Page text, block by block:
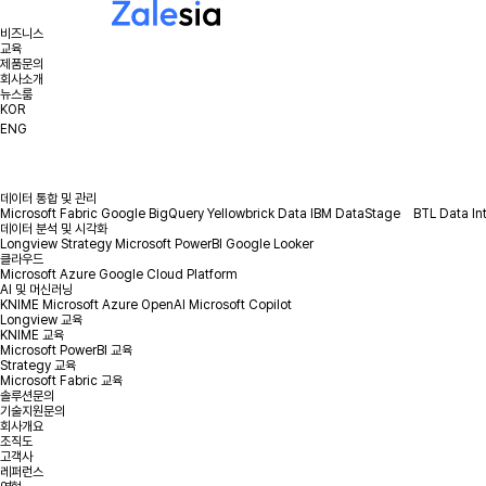
비즈니스
교육
제품문의
회사소개
뉴스룸
KOR
ENG
데이터 통합 및 관리
Microsoft Fabric Google BigQuery Yellowbrick Data IBM DataStage
BTL Data
데이터 분석 및 시각화
Longview Strategy Microsoft PowerBI Google Looker
클라우드
Microsoft Azure Google Cloud Platform
AI 및 머신러닝
KNIME Microsoft Azure OpenAI Microsoft Copilot
Longview 교육
KNIME 교육
Microsoft PowerBI 교육
Strategy 교육
Microsoft Fabric 교육
솔루션문의
기술지원문의
회사개요
조직도
고객사
레퍼런스